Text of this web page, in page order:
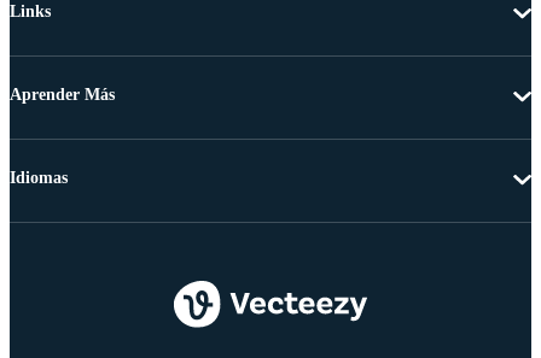
Links
Aprender Más
Idiomas